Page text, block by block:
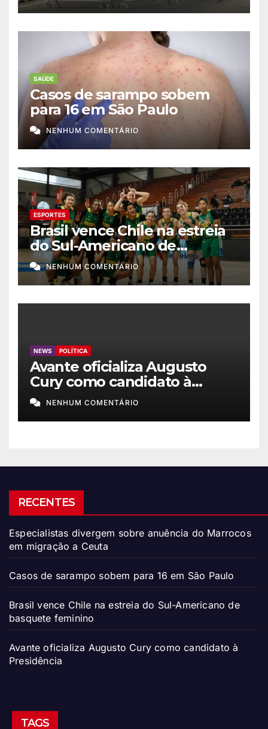
SAÚDE
Casos de sarampo sobem
para 16 em São Paulo
NENHUM COMENTÁRIO
ESPORTES
Brasil vence Chile na estreia
do Sul-Americano de
basquete feminino
NENHUM COMENTÁRIO
NEWS POLÍTICA
Avante oficializa Augusto
Cury como candidato à
Presidência
NENHUM COMENTÁRIO
RECENTES
Especialistas divergem sobre anuência do Marrocos
em migração a Ceuta
Casos de sarampo sobem para 16 em São Paulo
Brasil vence Chile na estreia do Sul-Americano de
basquete feminino
Avante oficializa Augusto Cury como candidato à
Presidência
TAGS